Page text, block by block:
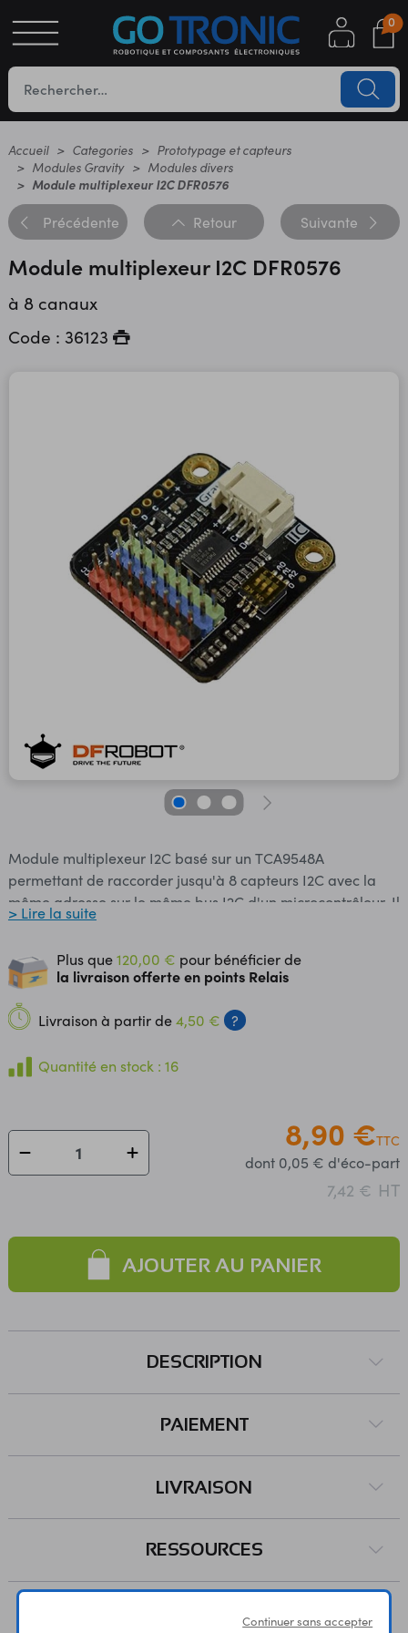
0
Accueil Categories
Prototypage et capteurs
Modules Gravity
Modules divers
Module multiplexeur I2C DFR0576
Précédente Retour Suivante
Module multiplexeur I2C DFR0576
à 8 canaux
Code : 36123
Module multiplexeur I2C basé sur un TCA9548A
permettant de raccorder jusqu'à 8 capteurs I2C avec la
même adresse sur le même bus I2C d'un microcontrôleur. Il
est également possible de raccorder 8 multiplexeurs sur un
sélectionnables via dip-switches (0x70 à 0x77). Ce module
est livré avec un cordon 4 broches à raccorder sur le port
I2C d'un microcontrôleur compatible Arduino®. L'utilisation
de ce module nécessite l'installation d'une librairie
disponible gratuitement en téléchargement.
Caractéristiques: Alimentation: 3,3 à 5 Vcc Interface: I2C
> Lire la suite
Plus que120,00 € pour bénéficier de
la livraison offerte en points Relais
Livraison à partir de4,50 € ?
Quantité en stock : 16
8,90 €TTC
dont 0,05 € d'éco-part
7,42 € HT
AJOUTER AU PANIER
DESCRIPTION
PAIEMENT
LIVRAISON
RESSOURCES
Continuer sans accepter